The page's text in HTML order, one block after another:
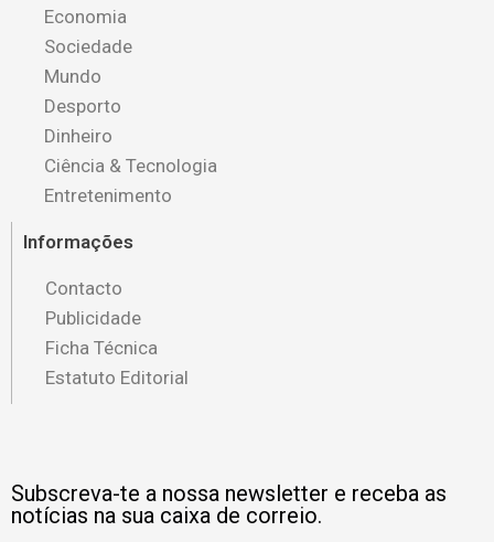
Economia
Sociedade
Mundo
Desporto
Dinheiro
Ciência & Tecnologia
Entretenimento
Informações
Contacto
Publicidade
Ficha Técnica
Estatuto Editorial
Subscreva-te a nossa newsletter e receba as
notícias na sua caixa de correio.